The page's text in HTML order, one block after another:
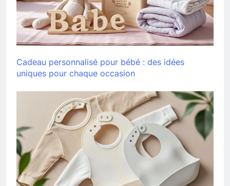
Cadeau personnalisé pour bébé : des idées
uniques pour chaque occasion